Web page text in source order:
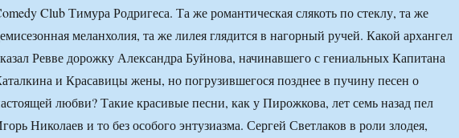
Club Тимура Родригеса. Та же романтическая слякоть по стеклу, та же
меланхолия, та же лилея глядится в нагорный ручей. Какой архангел
Ревве дорожку Александра Буйнова, начинавшего с гениальных Капитана
и Красавицы жены, но погрузившегося позднее в пучину песен о
любви? Такие красивые песни, как у Пирожкова, лет семь назад пел
Николаев и то без особого энтузиазма. Сергей Светлаков в роли злодея,